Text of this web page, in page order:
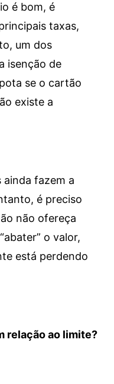
é bom, é
taxas,
um dos
isenção de
se o cartão
existe a
ainda fazem a
é preciso
não ofereça
o valor,
está perdendo
relação ao limite?